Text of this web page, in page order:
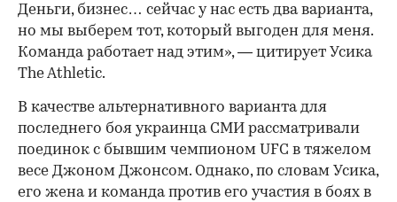
Деньги, бизнес… сейчас у нас есть два варианта,
но мы выберем тот, который выгоден для меня.
Команда работает над этим», — цитирует Усика
The Athletic.
В качестве альтернативного варианта для
последнего боя украинца СМИ рассматривали
поединок с бывшим чемпионом UFC в тяжелом
весе Джоном Джонсом. Однако, по словам Усика,
его жена и команда против его участия в боях в